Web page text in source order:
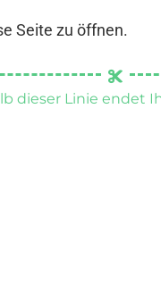
Seite zu öffnen.
dieser Linie endet